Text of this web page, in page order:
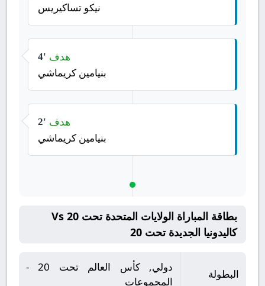
نيكو تساكيريس
4' هدف
بنيامين كريماشي
2' هدف
بنيامين كريماشي
بطاقة المباراة الولايات المتحدة تحت 20 Vs
كاليدونيا الجديدة تحت 20
البطولة
دولي, كأس العالم تحت 20 -
المجموعات